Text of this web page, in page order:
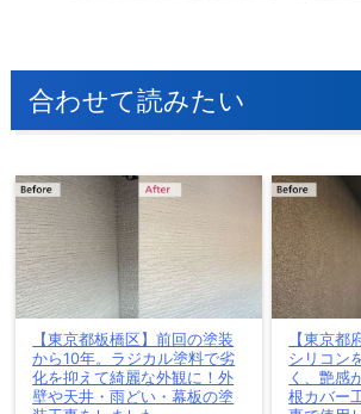
合わせて読みたい
【東京都板橋区】前回の塗装
から10年。ラジカル塗料で劣
化を抑えて綺麗な外観に！外
壁や天井・雨どい・幕板の塗
【東京都
シリコン
く、艶感
根カバー